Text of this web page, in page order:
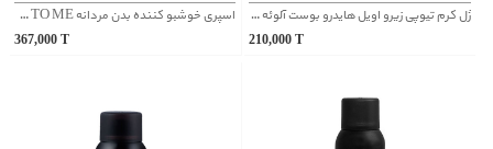
اسپری خوشبو کننده بدن مردانه TALK TO ME بیول
367,000
ژل کرم تیوپی زیرو اویل هایدرو بوست آلوئه ورا بیول
210,000